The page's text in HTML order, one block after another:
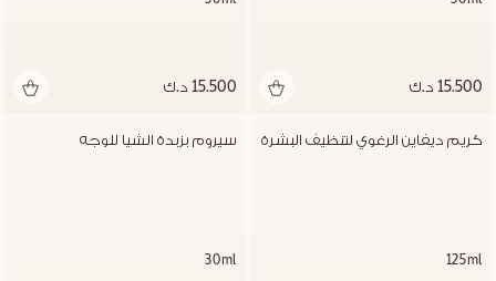
15.500 د.ك 15.500 د.ك
كريم ديفاين الرغوي لتنظيف البشرة
125ml
سيروم بزبدة الشيا للوجه
30ml